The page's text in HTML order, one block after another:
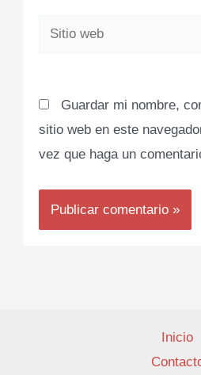
Sitio
Guardar mi nombre,
sitio web en este
vez que haga un
Inicio